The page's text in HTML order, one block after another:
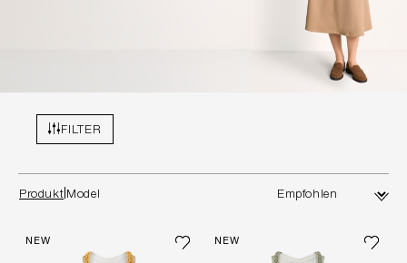
FILTER
Produkt Model
NEW NEW